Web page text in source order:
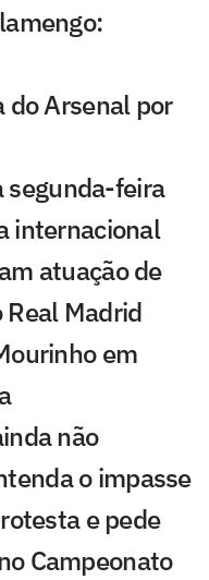
Arsenal por
segunda-feira
internacional
atuação de
Madrid
em
não
o impasse
e pede
Campeonato